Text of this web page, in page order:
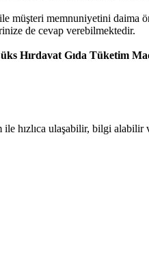
memnuniyetini daima
de cevap verebilmektedir.
Hırdavat Gıda Tüketim
hızlıca ulaşabilir, bilgi